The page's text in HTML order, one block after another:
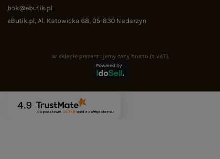
bok@ebutik.pl
eButik.pl,Al. Katowicka 68,05-830 Nadarzyn
W sklepie prezentujemy ceny brutto (z VAT).
4.9
Na podstawie 29 748 opinii z całego okresu